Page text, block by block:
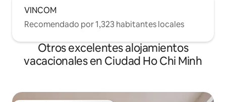
VINCOM
Recomendado por 1,323 habitantes locales
Otros excelentes alojamientos
vacacionales en Ciudad Ho Chi Minh